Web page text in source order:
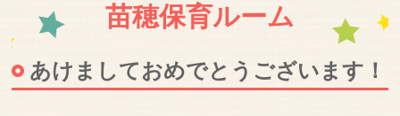
苗穂保育ルーム
あけましておめでとうございます！